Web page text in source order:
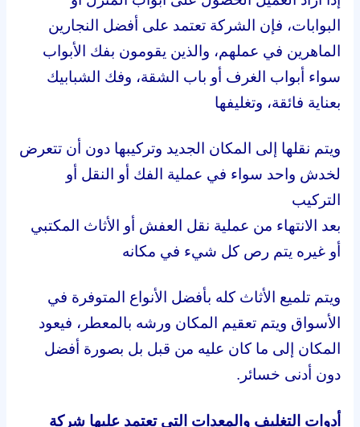
البوابات، فإن الشركة تعتمد على أفضل النجارين
الماهرين في عملهم، والذين يقومون بفك الأبواب
سواء أبواب الغرف أو باب الشقة، وفك الشبابيك
بعناية فائقة، وتغليفها
ويتم نقلها إلى المكان الجديد وتركيبها دون أن تتعرض
لخدش واحد سواء في عملية الفك أو النقل أو
التركيب
بعد الانتهاء من عملية نقل العفش أو الأثاث المكتبي
أو غيره يتم رص كل شيء في مكانه
ويتم تلميع الأثاث كله بأفضل الأنواع المتوفرة في
الأسواق ويتم تعقيم المكان ورشه بالمعطر، فيعود
المكان إلى ما كان عليه من قبل بل بصورة أفضل
دون أدنى خسائر.
أدوات التغليف والمعدات التي تعتمد عليها شركة